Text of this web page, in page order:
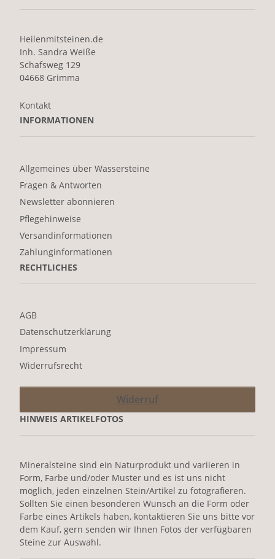
Heilenmitsteinen.de
Inh. Sandra Weiße
Schafsweg 129
04668 Grimma
Kontakt
INFORMATIONEN
Allgemeines über Wassersteine
Fragen & Antworten
Newsletter abonnieren
Pflegehinweise
Versandinformationen
Zahlunginformationen
RECHTLICHES
AGB
Datenschutzerklärung
Impressum
Widerrufsrecht
Widerruf
HINWEIS ARTIKELFOTOS
Mineralsteine sind ein Naturprodukt und variieren in
Form, Farbe und/oder Muster und es ist uns nicht
möglich, jeden einzelnen Stein/Artikel zu fotografieren.
Sollten Sie einen besonderen Wunsch an die Form oder
Farbe eines Artikels haben, kontaktieren Sie uns bitte vor
dem Kauf, gern senden wir Ihnen Fotos der verfügbaren
Steine zur Auswahl.